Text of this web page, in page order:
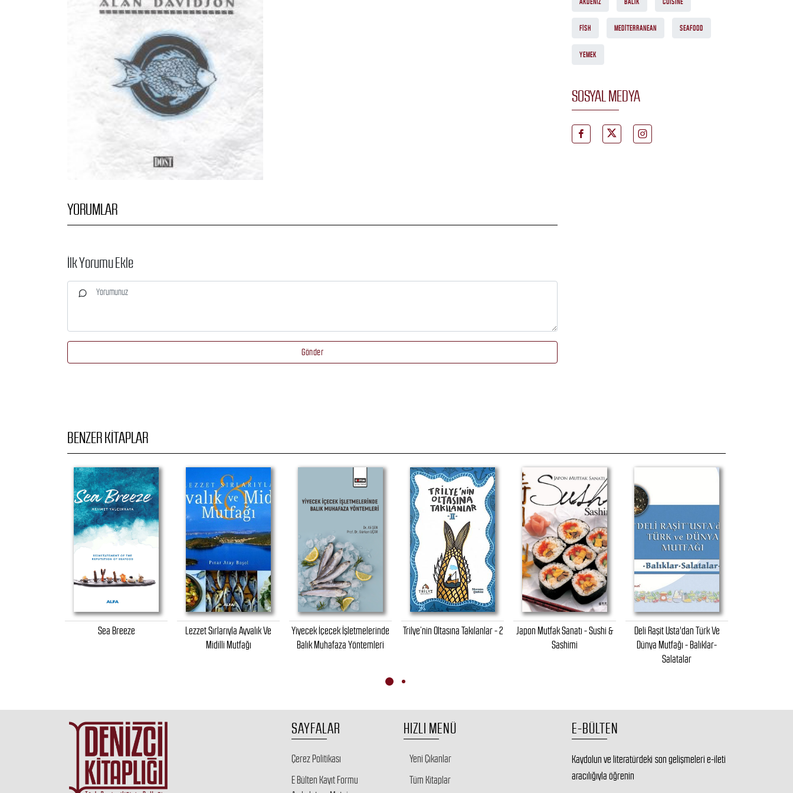
YORUMLAR
İlk Yorumu Ekle
Gönder
AKDENIZ BALIK CUISINE
FISH MEDITERRANEAN SEAFOOD
YEMEK
SOSYAL MEDYA
BENZER KITAPLAR
Sea Breeze
Lezzet Sırlarıyla Ayvalık Ve
Midilli Mutfağı
Yiyecek İçecek İşletmelerinde
Balık Muhafaza Yöntemleri
Trilye’nin Oltasına Takılanlar - 2
Japon Mutfak Sanatı - Sushi &
Sashimi
Deli Raşit Usta'dan Türk Ve
Dünya Mutfağı - Balıklar-
Salatalar
SAYFALAR
Çerez Politikası
E Bülten Kayıt Formu
HIZLI MENÜ
Yeni Çıkanlar
Tüm Kitaplar
E-BÜLTEN
Kaydolun ve literatürdeki son gelişmeleri e-ileti
aracılığıyla öğrenin